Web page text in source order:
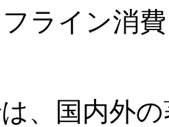
ライン消
、国内外